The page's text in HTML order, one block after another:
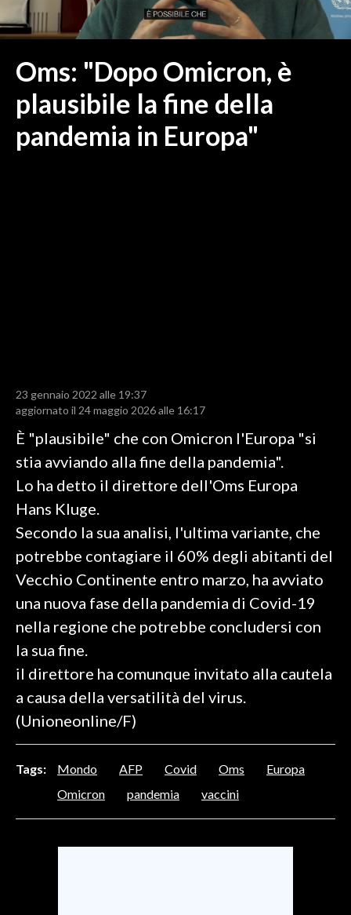
AGENDA
ITALIA
MONDO
POLITICA
CALCIO REGIONALE
BASKET
VOLLEY
MOTORI
TENNIS
ALTRI SPORT
CULTURA
SPETTACOLI
SALUTE
SARDEGNA TURISMO
NOTIZIE
Oms: "Dopo Omicron, è
plausibile la fine della
pandemia in Europa"
23 gennaio 2022 alle 19:37
aggiornato il 24 maggio 2026 alle 16:17
È "plausibile" che con Omicron l'Europa "si
stia avviando alla fine della pandemia".
Lo ha detto il direttore dell'Oms Europa
Hans Kluge.
Secondo la sua analisi, l'ultima variante, che
potrebbe contagiare il 60% degli abitanti del
Vecchio Continente entro marzo, ha avviato
una nuova fase della pandemia di Covid-19
nella regione che potrebbe concludersi con
la sua fine.
il direttore ha comunque invitato alla cautela
a causa della versatilità del virus.
(Unioneonline/F)
Tags: Mondo AFP Covid Oms
Europa
Omicron
pandemia vaccini